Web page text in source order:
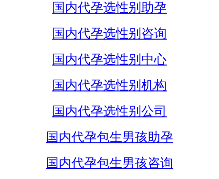
国内代孕选性别助孕
国内代孕选性别咨询
国内代孕选性别中心
国内代孕选性别机构
国内代孕选性别公司
国内代孕包生男孩助孕
国内代孕包生男孩咨询